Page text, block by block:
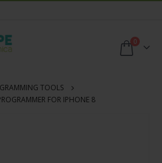
0
TOOLS
FOR IPHONE 8